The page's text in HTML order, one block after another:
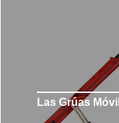
Las Grúas